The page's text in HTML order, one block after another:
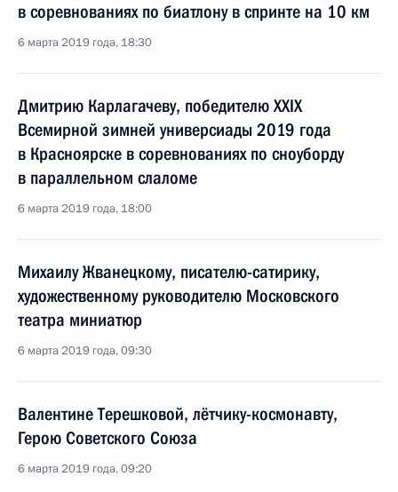
в соревнованиях по биатлону в спринте на 10 км
6 марта 2019 года, 18:30
Дмитрию Карлагачеву, победителю XXIX
Всемирной зимней универсиады 2019 года
в Красноярске в соревнованиях по сноуборду
в параллельном слаломе
6 марта 2019 года, 18:00
Михаилу Жванецкому, писателю-сатирику,
художественному руководителю Московского
театра миниатюр
6 марта 2019 года, 09:30
Валентине Терешковой, лётчику-космонавту,
Герою Советского Союза
6 марта 2019 года, 09:20